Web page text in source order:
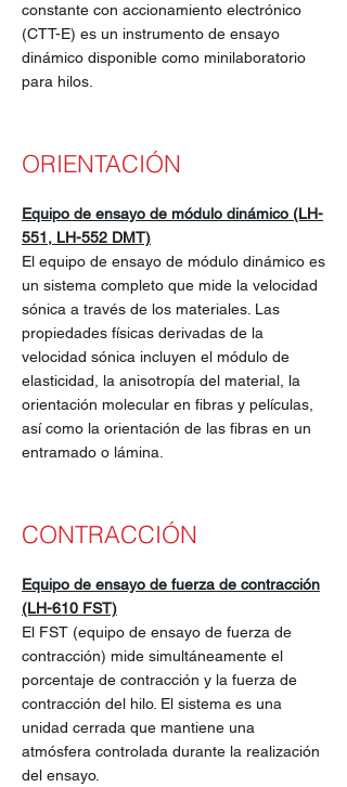
constante con accionamiento electrónico
(CTT-E) es un instrumento de ensayo
dinámico disponible como minilaboratorio
para hilos.
ORIENTACIÓN
Equipo de ensayo de módulo dinámico (LH-
551, LH-552 DMT)
El equipo de ensayo de módulo dinámico es
un sistema completo que mide la velocidad
sónica a través de los materiales. Las
propiedades físicas derivadas de la
velocidad sónica incluyen el módulo de
elasticidad, la anisotropía del material, la
orientación molecular en fibras y películas,
así como la orientación de las fibras en un
entramado o lámina.
CONTRACCIÓN
Equipo de ensayo de fuerza de contracción
(LH-610 FST)
El FST (equipo de ensayo de fuerza de
contracción) mide simultáneamente el
porcentaje de contracción y la fuerza de
contracción del hilo. El sistema es una
unidad cerrada que mantiene una
atmósfera controlada durante la realización
del ensayo.